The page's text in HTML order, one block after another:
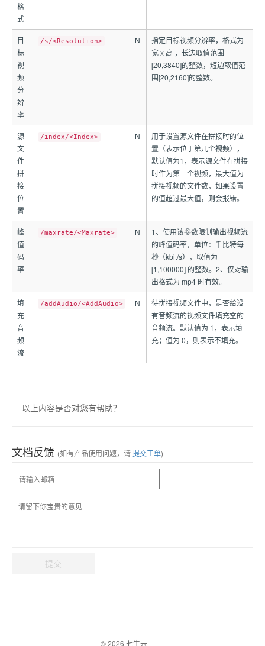
格
式
目
标
视
频
分
辨
率
/s/<Resolution> N
指定目标视频分辨率，格式为
宽 x 高 ，长边取值范围
[20,3840]的整数，短边取值范
围[20,2160]的整数。
源
文
件
拼
接
位
置
/index/<Index> N
用于设置源文件在拼接时的位
置（表示位于第几个视频），
默认值为1，表示源文件在拼接
时作为第一个视频，最大值为
拼接视频的文件数，如果设置
的值超过最大值，则会报错。
峰
值
码
率
/maxrate/<Maxrate> N
1、使用该参数限制输出视频流
的峰值码率，单位：千比特每
秒（kbit/s），取值为
[1,100000] 的整数。2、仅对输
出格式为 mp4 时有效。
填
充
音
频
流
/addAudio/<AddAudio> N
待拼接视频文件中，是否给没
有音频流的视频文件填充空的
音频流。默认值为 1，表示填
充；值为 0，则表示不填充。
以上内容是否对您有帮助？
文档反馈 (如有产品使用问题，请提交工单)
提交
© 2026 七牛云